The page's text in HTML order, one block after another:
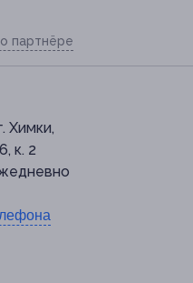
партнёре
Химки,
к. 2